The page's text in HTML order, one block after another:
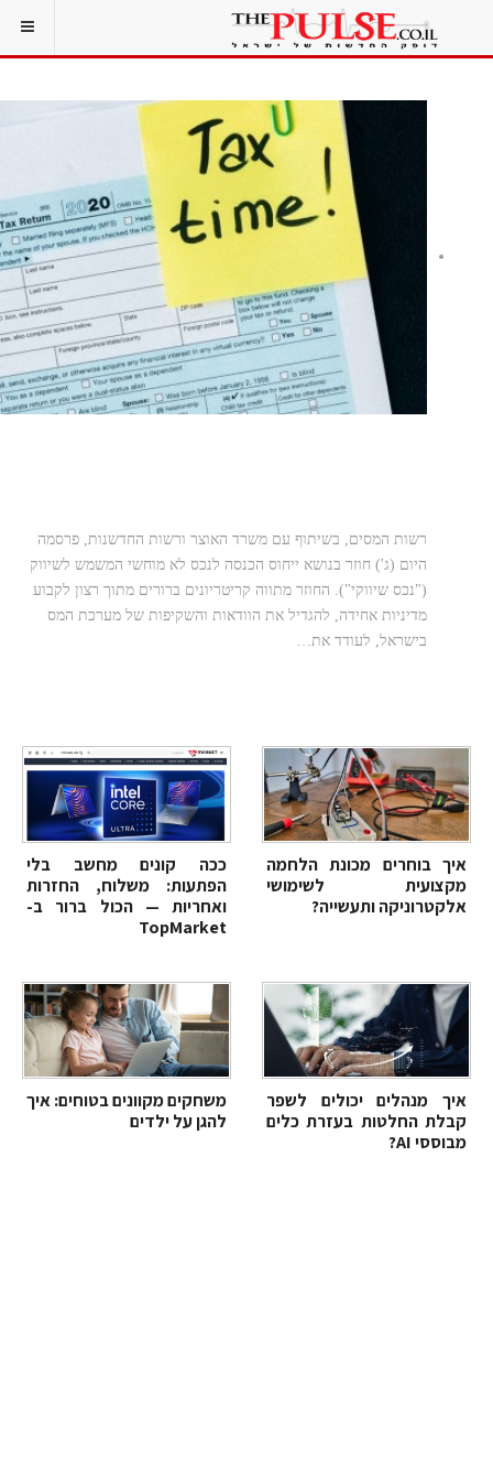
רשות המסים, בשיתוף עם משרד האוצר ורשות החדשנות, פרסמה
היום (ג') חוזר בנושא ייחוס הכנסה לנכס לא מוחשי המשמש לשיווק
("נכס שיווקי"). החוזר מתווה קריטריונים ברורים מתוך רצון לקבוע
מדיניות אחידה, להגדיל את הוודאות והשקיפות של מערכת המס
בישראל, לעודד את…
ככה קונים מחשב בלי
הפתעות: משלוח, החזרות
ואחריות — הכול ברור ב-
TopMarket
איך בוחרים מכונת הלחמה
מקצועית לשימושי
אלקטרוניקה ותעשייה?
משחקים מקוונים בטוחים: איך
להגן על ילדים
איך מנהלים יכולים לשפר
קבלת החלטות בעזרת כלים
מבוססי AI?